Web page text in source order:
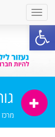
פתח סרגל נגישות